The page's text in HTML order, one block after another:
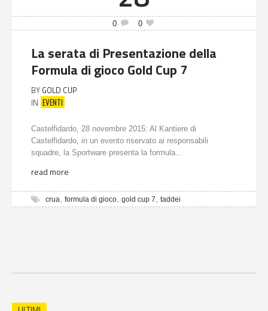
0 0
La serata di Presentazione della
Formula di gioco Gold Cup 7
BY GOLD CUP
IN EVENTI
Castelfidardo, 28 novembre 2015: Al Kantiere di
Castelfidardo, in un evento riservato ai responsabili
squadre, la Sportware presenta la formula...
read more
crua formula di gioco gold cup 7 taddei